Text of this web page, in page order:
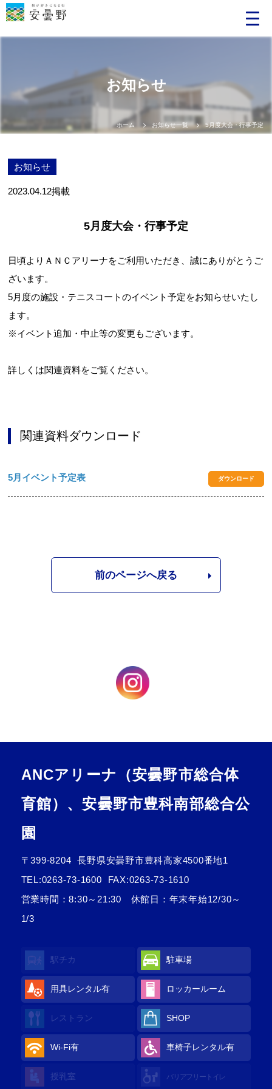
お知らせ
ホーム お知らせ一覧 5月度大会・行事予定
お知らせ
2023.04.12掲載
5月度大会・行事予定
日頃よりＡＮＣアリーナをご利用いただき、誠にありがとうご
ざいます。
5月度の施設・テニスコートのイベント予定をお知らせいたし
ます。
※イベント追加・中止等の変更もございます。
詳しくは関連資料をご覧ください。
関連資料ダウンロード
5月イベント予定表 ダウンロード
前のページへ戻る
ANCアリーナ（安曇野市総合体
育館）、安曇野市豊科南部総合公
園
〒399-8204
長野県安曇野市豊科高家4500番地1
TEL:0263-73-1600
FAX:0263-73-1610
営業時間：8:30～21:30 休館日：年末年始12/30～
1/3
駅チカ 駐車場
用具レンタル有 ロッカールーム
レストラン SHOP
Wi-Fi有 車椅子レンタル有
授乳室 バリアフリートイレ